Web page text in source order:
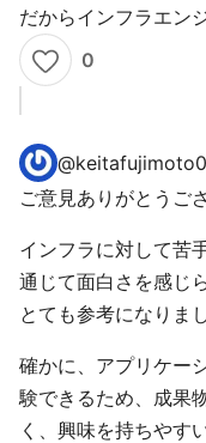
だからインフラエン
0
@
ご意見ありがとうご
インフラに対して苦
通じて面白さを感じ
とても参考になりまし
確かに、アプリケー
験できるため、成果
く、興味を持ちやす